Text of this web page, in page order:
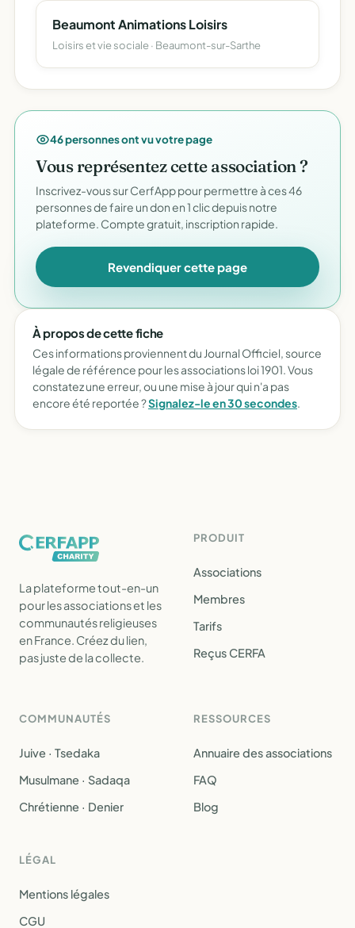
Beaumont Animations Loisirs
Loisirs et vie sociale · Beaumont-sur-Sarthe
46 personnes ont vu votre page
Vous représentez cette association ?
Inscrivez-vous sur CerfApp pour permettre à ces 46
personnes de faire un don en 1 clic depuis notre
plateforme. Compte gratuit, inscription rapide.
Revendiquer cette page
À propos de cette fiche
Ces informations proviennent du Journal Officiel, source
légale de référence pour les associations loi 1901. Vous
constatez une erreur, ou une mise à jour qui n'a pas
encore été reportée ?Signalez-le en 30 secondes.
La plateforme tout-en-un
pour les associations et les
communautés religieuses
en France. Créez du lien,
pas juste de la collecte.
PRODUIT
Associations
Membres
Tarifs
Reçus CERFA
COMMUNAUTÉS
Juive · Tsedaka
Musulmane · Sadaqa
Chrétienne · Denier
RESSOURCES
Annuaire des associations
FAQ
Blog
LÉGAL
Mentions légales
CGU